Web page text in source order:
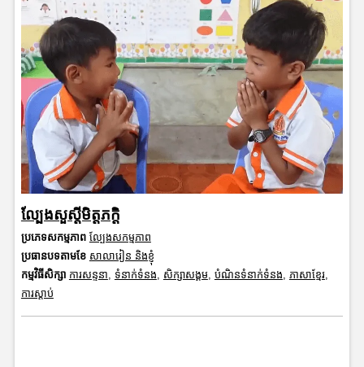
ល្បែងសួស្តីមិត្តភក្តិ
ប្រភេទសកម្មភាព ល្បែងសកម្មភាព
ប្រធានបទតាមខែ សាលារៀន និងខ្ញុំ
កម្មវិធីសិក្សា ការសន្ទនា, ទំនាក់ទំនង, សិក្សាសង្គម, បំណិនទំនាក់ទំនង, ភាសាខ្មែរ,
ការស្តាប់